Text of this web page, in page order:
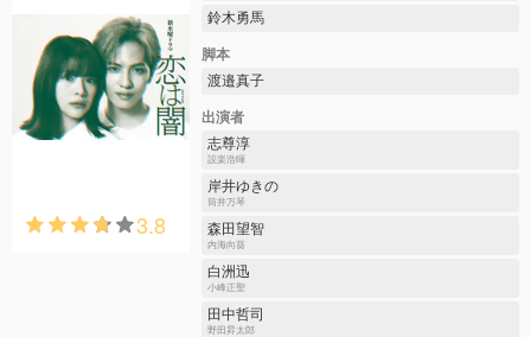
3.8
鈴木勇馬
脚本
渡邉真子
出演者
志尊淳
設楽浩暉
岸井ゆきの
筒井万琴
森田望智
内海向葵
白洲迅
小峰正聖
田中哲司
野田昇太郎